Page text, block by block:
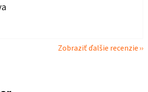
je 5 z 5 hviezdičiek.
Zobraziť ďalšie recenzie